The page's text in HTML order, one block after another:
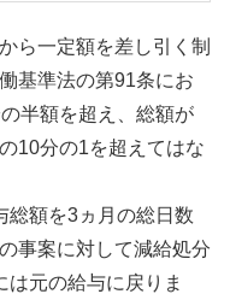
ら一定額を差し引く制
基準法の第91条にお
半額を超え、総額が
10分の1を超えてはな
総額を3ヵ月の総日数
事案に対して減給処分
は元の給与に戻りま